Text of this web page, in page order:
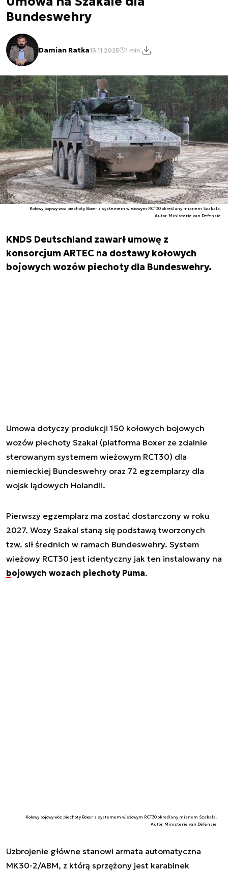
Bundeswehry
Damian Ratka13.11.2025 1 min.
Kołowy bojowy wóz piechoty Boxer z systemem wieżowym RCT30 określany mianem Szakala.
Autor. Ministerie van Defensie
KNDS Deutschland zawarł umowę z
konsorcjum ARTEC na dostawy kołowych
bojowych wozów piechoty dla Bundeswehry.
Umowa dotyczy produkcji 150 kołowych bojowych
wozów piechoty Szakal (platforma Boxer ze zdalnie
sterowanym systemem wieżowym RCT30) dla
niemieckiej Bundeswehry oraz 72 egzemplarzy dla
wojsk lądowych Holandii.
Pierwszy egzemplarz ma zostać dostarczony w roku
2027. Wozy Szakal staną się podstawą tworzonych
tzw. sił średnich w ramach Bundeswehry. System
wieżowy RCT30 jest identyczny jak ten instalowany na
bojowych wozach piechoty Puma.
Kołowy bojowy wóz piechoty Boxer z systemem wieżowym RCT30 określany mianem Szakala.
Autor. Ministerie van Defensie
Uzbrojenie główne stanowi armata automatyczna
MK30-2/ABM, z którą sprzężony jest karabinek